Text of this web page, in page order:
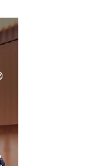
de
reprezintă o
de a coopera
legate de